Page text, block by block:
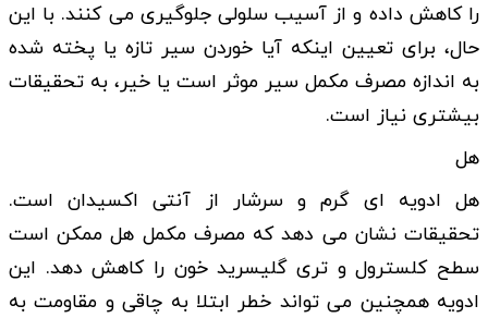
را کاهش داده و از آسیب سلولی جلوگیری می کنند. با این
حال، برای تعیین اینکه آیا خوردن سیر تازه یا پخته شده
به اندازه مصرف مکمل سیر موثر است یا خیر، به تحقیقات
بیشتری نیاز است.
هل
هل ادویه ای گرم و سرشار از آنتی اکسیدان است.
تحقیقات نشان می دهد که مصرف مکمل هل ممکن است
سطح کلسترول و تری گلیسرید خون را کاهش دهد. این
ادویه همچنین می تواند خطر ابتلا به چاقی و مقاومت به